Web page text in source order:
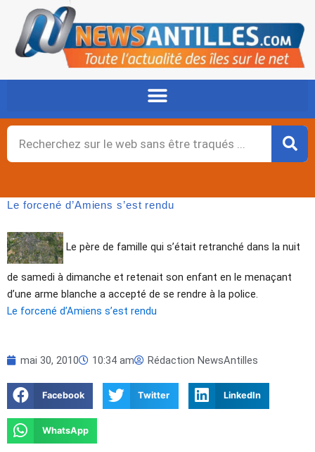
contenu
Rechercher
Le forcené d’Amiens s’est rendu
Le père de famille qui s’était retranché dans la nuit
de samedi à dimanche et retenait son enfant en le menaçant
d’une arme blanche a accepté de se rendre à la police.
Le forcené d’Amiens s’est rendu
mai 30, 2010 10:34 am Rédaction NewsAntilles
Facebook Twitter LinkedIn
WhatsApp